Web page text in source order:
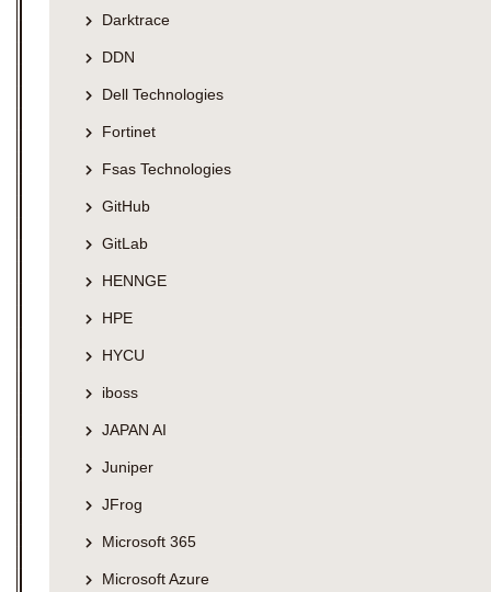
Darktrace
DDN
Dell Technologies
Fortinet
Fsas Technologies
GitHub
GitLab
HENNGE
HPE
HYCU
iboss
JAPAN AI
Juniper
JFrog
Microsoft 365
Microsoft Azure